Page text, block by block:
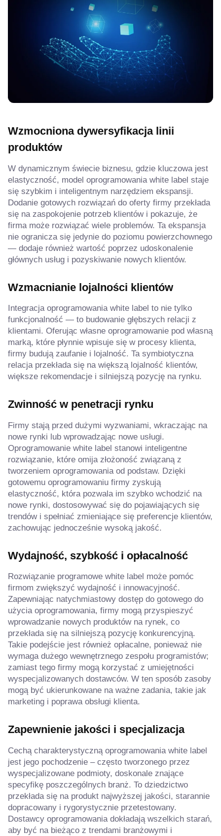
Wzmocniona dywersyfikacja linii
produktów
W dynamicznym świecie biznesu, gdzie kluczowa jest
elastyczność, model oprogramowania white label staje
się szybkim i inteligentnym narzędziem ekspansji.
Dodanie gotowych rozwiązań do oferty firmy przekłada
się na zaspokojenie potrzeb klientów i pokazuje, że
firma może rozwiązać wiele problemów. Ta ekspansja
nie ogranicza się jedynie do poziomu powierzchownego
— dodaje również wartość poprzez udoskonalenie
głównych usług i pozyskiwanie nowych klientów.
Wzmacnianie lojalności klientów
Integracja oprogramowania white label to nie tylko
funkcjonalność — to budowanie głębszych relacji z
klientami. Oferując własne oprogramowanie pod własną
marką, które płynnie wpisuje się w procesy klienta,
firmy budują zaufanie i lojalność. Ta symbiotyczna
relacja przekłada się na większą lojalność klientów,
większe rekomendacje i silniejszą pozycję na rynku.
Zwinność w penetracji rynku
Firmy stają przed dużymi wyzwaniami, wkraczając na
nowe rynki lub wprowadzając nowe usługi.
Oprogramowanie white label stanowi inteligentne
rozwiązanie, które omija złożoność związaną z
tworzeniem oprogramowania od podstaw. Dzięki
gotowemu oprogramowaniu firmy zyskują
elastyczność, która pozwala im szybko wchodzić na
nowe rynki, dostosowywać się do pojawiających się
trendów i spełniać zmieniające się preferencje klientów,
zachowując jednocześnie wysoką jakość.
Wydajność, szybkość i opłacalność
Rozwiązanie programowe white label może pomóc
firmom zwiększyć wydajność i innowacyjność.
Zapewniając natychmiastowy dostęp do gotowego do
użycia oprogramowania, firmy mogą przyspieszyć
wprowadzanie nowych produktów na rynek, co
przekłada się na silniejszą pozycję konkurencyjną.
Takie podejście jest również opłacalne, ponieważ nie
wymaga dużego wewnętrznego zespołu programistów;
zamiast tego firmy mogą korzystać z umiejętności
wyspecjalizowanych dostawców. W ten sposób zasoby
mogą być ukierunkowane na ważne zadania, takie jak
marketing i poprawa obsługi klienta.
Zapewnienie jakości i specjalizacja
Cechą charakterystyczną oprogramowania white label
jest jego pochodzenie – często tworzonego przez
wyspecjalizowane podmioty, doskonale znające
specyfikę poszczególnych branż. To dziedzictwo
przekłada się na produkt najwyższej jakości, starannie
dopracowany i rygorystycznie przetestowany.
Dostawcy oprogramowania dokładają wszelkich starań,
aby być na bieżąco z trendami branżowymi i